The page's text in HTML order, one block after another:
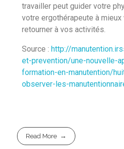
travailler peut guider votre
votre ergothérapeute à mieux
retourner à vos activités.
Source : http://
et-prevention/une-nouvelle-
formation-en-manutention/
observer-les-
Read More